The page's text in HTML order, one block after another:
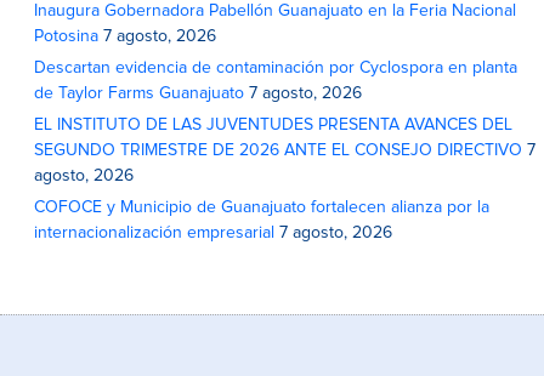
Inaugura Gobernadora Pabellón Guanajuato en la Feria Nacional
Potosina 7 agosto, 2026
Descartan evidencia de contaminación por Cyclospora en planta
de Taylor Farms Guanajuato 7 agosto, 2026
EL INSTITUTO DE LAS JUVENTUDES PRESENTA AVANCES DEL
SEGUNDO TRIMESTRE DE 2026 ANTE EL CONSEJO DIRECTIVO 7
agosto, 2026
COFOCE y Municipio de Guanajuato fortalecen alianza por la
internacionalización empresarial 7 agosto, 2026